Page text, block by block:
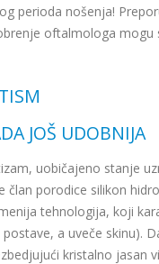
perioda nošenja!
oftalmologa mogu
JOŠ UDOBNIJA
uobičajeno stanje
porodice silikon
tehnologija, koji
a uveče skinu).
kristalno jasan